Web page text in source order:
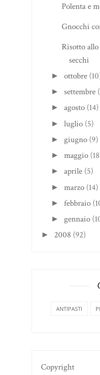
Polenta e
Gnocchi
Risotto
secchi
►ottobre
►settembre
►agosto (14)
►luglio (5)
►giugno (9)
►maggio
►aprile (5)
►marzo (14)
►febbraio
►gennaio
► 2008 (92)
ANTIPASTI
Copyright